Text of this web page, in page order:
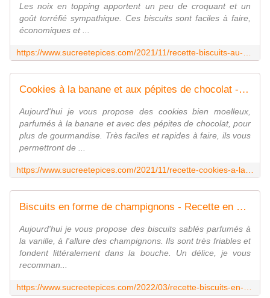
Les noix en topping apportent un peu de croquant et un
goût torréfié sympathique. Ces biscuits sont faciles à faire,
économiques et ...
Cookies à la banane et aux pépites de chocolat - Recette en vidéo - www.sucreetepices.com
Aujourd'hui je vous propose des cookies bien moelleux,
parfumés à la banane et avec des pépites de chocolat, pour
plus de gourmandise. Très faciles et rapides à faire, ils vous
permettront de ...
Biscuits en forme de champignons - Recette en vidéo - www.sucreetepices.com
Aujourd'hui je vous propose des biscuits sablés parfumés à
la vanille, à l'allure des champignons. Ils sont très friables et
fondent littéralement dans la bouche. Un délice, je vous
recomman...